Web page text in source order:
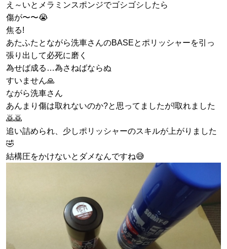
え～いとメラミンスポンジでゴシゴシしたら
傷が〜〜😭
焦る!
あたふたとながら洗車さんのBASEとポリッシャーを引っ
張り出して必死に磨く
為せば成る…為さねばならぬ
すいません🙏
ながら洗車さん
あんまり傷は取れないのか?と思ってましたが!取れました
🙇🙇
追い詰められ、少しポリッシャーのスキルが上がりました
🤣
結構圧をかけないとダメなんですね😅